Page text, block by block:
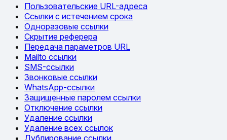
Пользовательские URL-адреса
Ссылки с истечением срока
Одноразовые ссылки
Скрытие реферера
Передача параметров URL
Mailto ссылки
SMS-ссылки
Звонковые ссылки
WhatsApp-ссылки
Защищенные паролем ссылки
Отключение ссылки
Удаление ссылки
Удаление всех ссылок
Дублирование ссылки